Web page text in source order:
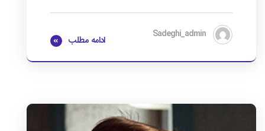
Sadeghi_admin ادامه مطلب